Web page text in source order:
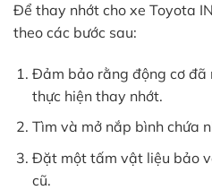
Để thay nhớt cho xe Toyota
theo các bước sau:
Đảm bảo rằng động cơ đã
thực hiện thay nhớt.
Tìm và mở nắp bình chứa
Đặt một tấm vật liệu bảo
cũ.